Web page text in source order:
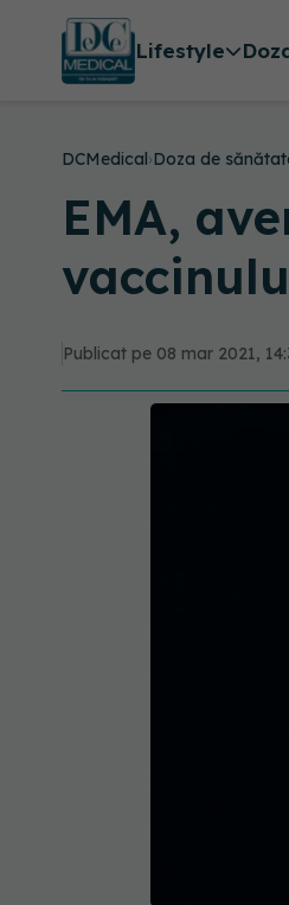
Lifestyle
DCMedical›Doza de
EMA,
Publicat pe 08 mar 2021,